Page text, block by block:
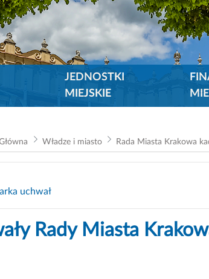
JEDNOSTKI
MIEJSKIE
Władze i miasto Rada Miasta Krakowa
uchwał
Rady Miasta